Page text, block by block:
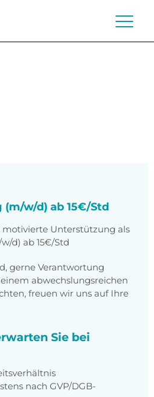
(m/w/d) ab 15€/Std
motivierte Unterstützung als
d) ab 15€/Std
gerne Verantwortung
abwechslungsreichen
freuen wir uns auf Ihre
Sie bei
nach GVP/DGB-